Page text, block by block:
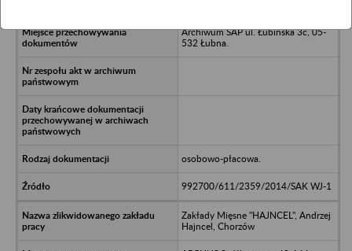
Archiwum SAP ul. Łubińska 3c, 05-
532 Łubna.
osobowo-płacowa.
992700/611/2359/2014/SAK WJ-1
Zakłady Mięsne "HAJNCEL", Andrzej
Hajncel, Chorzów